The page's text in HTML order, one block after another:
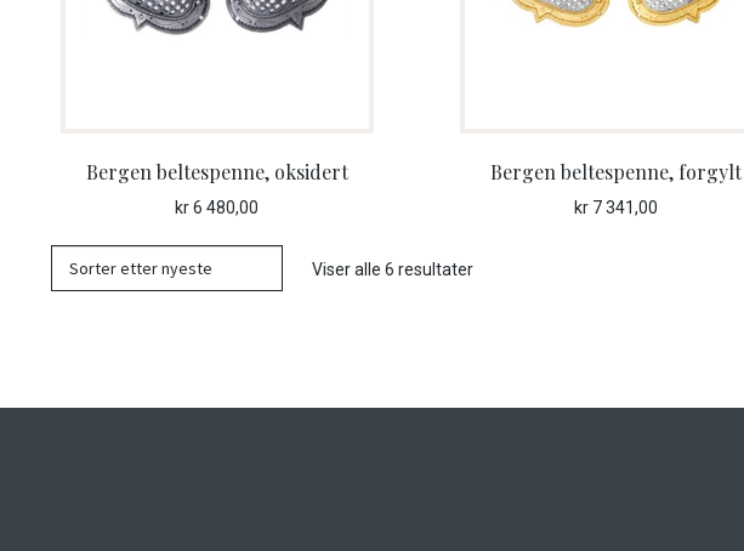
Bergen beltespenne, oksidert
kr6 480,00
Bergen beltespenne, forgylt
kr 7 341,00
Viser alle 6 resultaterSortert